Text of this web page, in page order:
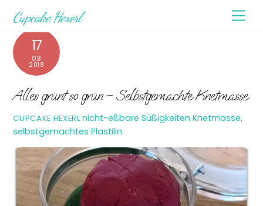
content
Cupcake Hexerl
17
03
2018
Alles grünt so grün – Selbstgemachte Knetmasse
CUPCAKE HEXERL nicht-eßbare Süßigkeiten Knetmasse,
selbstgemachtes Plastilin